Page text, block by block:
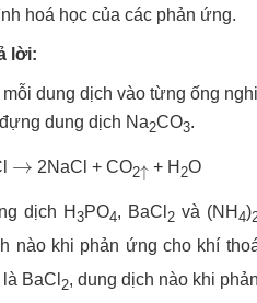
hoá học của các phản ứng.
lời:
dung dịch vào từng ống
dung dịch Na2CO3.
→
→ 2NaCl + CO2↑
↑+ H 2O
dịch H 3PO4, BaCl 2 và (NH 4)
nào khi phản ứng cho khí
BaCl 2, dung dịch nào khi